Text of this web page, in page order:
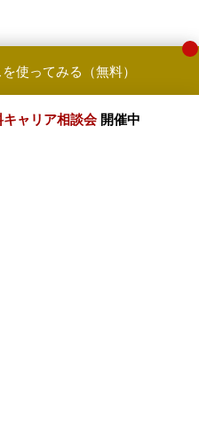
使ってみる（無料）
キャリア相談会 開催中